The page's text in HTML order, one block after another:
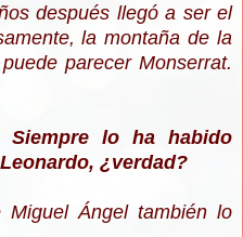
después llegó a ser el
la montaña de la
parecer Monserrat.
Siempre lo ha habido
¿verdad?
Ángel también lo